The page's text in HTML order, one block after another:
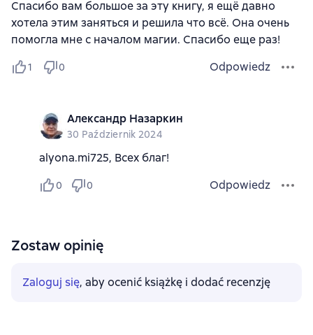
Спасибо вам большое за эту книгу, я ещё давно
хотела этим заняться и решила что всё. Она очень
помогла мне с началом магии. Спасибо еще раз!
1 0 Odpowiedz
Александр Назаркин
30 Październik 2024
alyona.mi725, Всех благ!
0 0 Odpowiedz
Zostaw opinię
Zaloguj się, aby ocenić książkę i dodać recenzję